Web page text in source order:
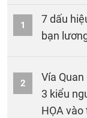
1
7 dấu
bạn
2
Vía
3 kiểu
HỌA